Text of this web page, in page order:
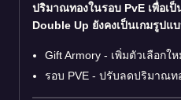
ปริมาณทองในรอบ PvE เพื่อเ
Double Up ยังคงเป็นเกมรูปแ
Gift Armory - เพิ่มตัวเลือกใ
รอบ PVE - ปรับลดปริมาณท